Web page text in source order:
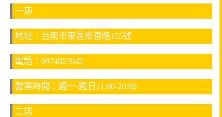
一店
地址：台南市東區崇善路155號
電話：0974027042
營業時間：週一-週日11:00-20:00
二店